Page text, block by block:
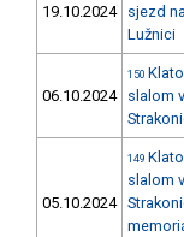
19.10.2024
sjezd
Lužnici
06.10.2024
150
slalom
05.10.2024
149
slalom